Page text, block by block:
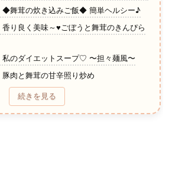
◆舞茸の炊き込みご飯◆ 簡単ヘルシー♪
り良く美味～♥ごぼうと舞茸のきんぴら
私のダイエットスープ♡ 〜担々麺風〜
肉と舞茸の甘辛照り炒め
舞茸とバターの炊き込みご飯
サックサクが止まらない～舞茸の天ぷら
続きを見る